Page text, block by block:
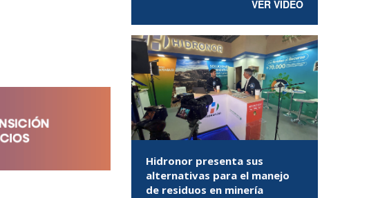
VER VÍDEO
Hidronor presenta sus
alternativas para el manejo
de residuos en minería